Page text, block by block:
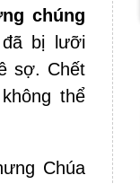
chúng
bị lưỡi
sợ. Chết
thể
Chúa